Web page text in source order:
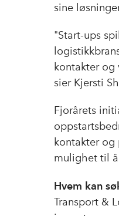
sine
"Start-ups
kontakter og
sier Kjersti
Fjorårets
kontakter og
mulighet til
Hvem kan
Transport &